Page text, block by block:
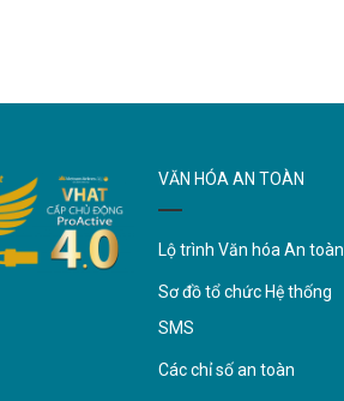
VĂN HÓA AN TOÀN
Lộ trình Văn hóa An toàn
Sơ đồ tổ chức Hệ thống
SMS
Các chỉ số an toàn